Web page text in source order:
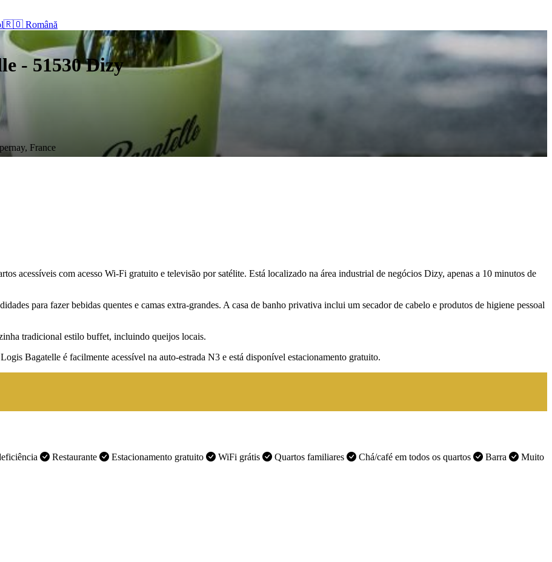
🇷🇴 Română
- 51530 Dizy
France
acessíveis com acesso Wi-Fi gratuito e televisão por satélite. Está localizado na área industrial de negócios Dizy, apenas a 10 minutos de
para fazer bebidas quentes e camas extra-grandes. A casa de banho privativa inclui um secador de cabelo e produtos de higiene pessoal
tradicional estilo buffet, incluindo queijos locais.
Bagatelle é facilmente acessível na auto-estrada N3 e está disponível estacionamento gratuito.
Restaurante Estacionamento gratuito WiFi grátis Quartos familiares Chá/café em todos os quartos Barra
Muito